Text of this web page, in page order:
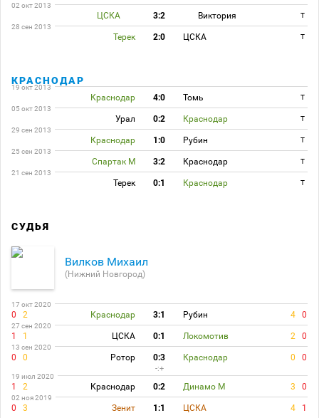
02 окт 2013
ЦСКА 3:2 Виктория
T
28 сен 2013
Терек 2:0 ЦСКА T
КРАСНОДАР
19 окт 2013
Краснодар 4:0 Томь
T
05 окт 2013
Урал 0:2 Краснодар
T
29 сен 2013
Краснодар 1:0 Рубин
T
25 сен 2013
Спартак М 3:2 Краснодар
T
21 сен 2013
Терек 0:1 Краснодар T
СУДЬЯ
Вилков Михаил
(Нижний Новгород)
17 окт 2020
0 2 Краснодар 3:1 Рубин 4 0
27 сен 2020
1 1 ЦСКА 0:1 Локомотив 2 0
13 сен 2020
0 0 Ротор 0:3 Краснодар 0 0
-:+
19 июл 2020
1 2 Краснодар 0:2 Динамо М 3 0
02 ноя 2019
0 3 Зенит 1:1 ЦСКА 4 1